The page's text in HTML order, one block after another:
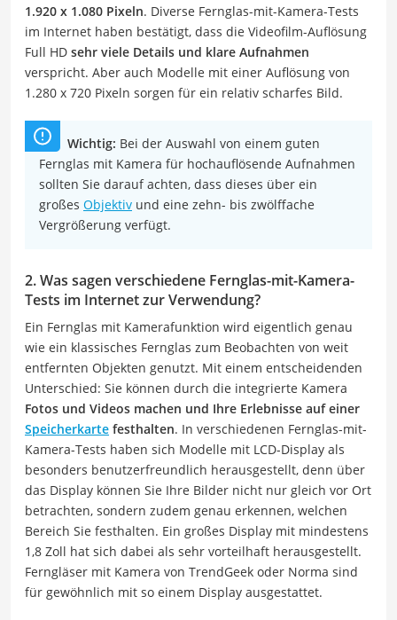
1.920 x 1.080 Pixeln. Diverse Fernglas-mit-Kamera-Tests
im Internet haben bestätigt, dass die Videofilm-Auflösung
Full HD sehr viele Details und klare Aufnahmen
verspricht. Aber auch Modelle mit einer Auflösung von
1.280 x 720 Pixeln sorgen für ein relativ scharfes Bild.
Wichtig: Bei der Auswahl von einem guten
Fernglas mit Kamera für hochauflösende Aufnahmen
sollten Sie darauf achten, dass dieses über ein
großes Objektiv und eine zehn- bis zwölffache
Vergrößerung verfügt.
2. Was sagen verschiedene Fernglas-mit-Kamera-
Tests im Internet zur Verwendung?
Ein Fernglas mit Kamerafunktion wird eigentlich genau
wie ein klassisches Fernglas zum Beobachten von weit
entfernten Objekten genutzt. Mit einem entscheidenden
Unterschied: Sie können durch die integrierte Kamera
Fotos und Videos machen und Ihre Erlebnisse auf einer
Speicherkarte festhalten. In verschiedenen Fernglas-mit-
Kamera-Tests haben sich Modelle mit LCD-Display als
besonders benutzerfreundlich herausgestellt, denn über
das Display können Sie Ihre Bilder nicht nur gleich vor Ort
betrachten, sondern zudem genau erkennen, welchen
Bereich Sie festhalten. Ein großes Display mit mindestens
1,8 Zoll hat sich dabei als sehr vorteilhaft herausgestellt.
Ferngläser mit Kamera von TrendGeek oder Norma sind
für gewöhnlich mit so einem Display ausgestattet.